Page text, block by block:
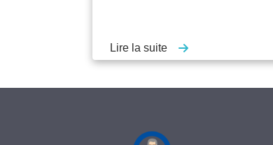
Lire la suite